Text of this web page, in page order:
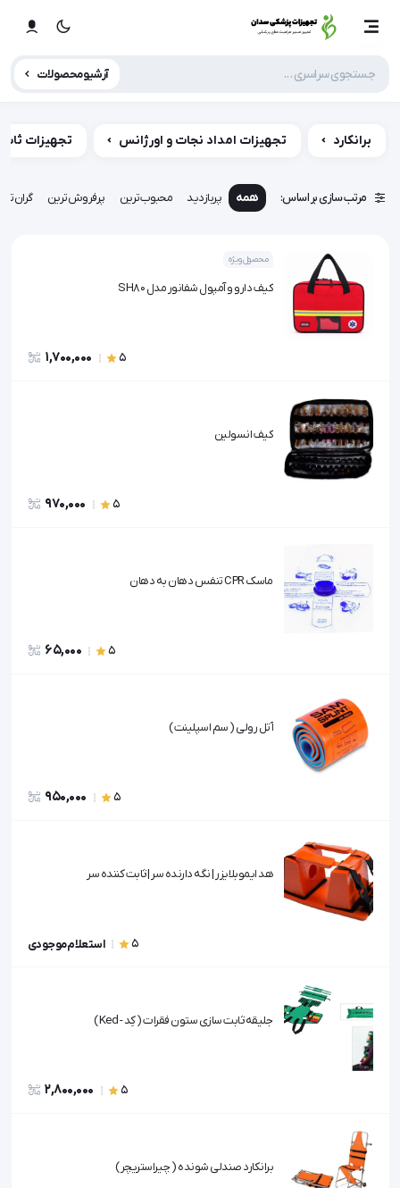
آرشیو محصولات
برانکارد تجهیزات امداد نجات و اورژانس تجهیزات
مرتب سازی بر اساس: همه پربازدید محبوب‌ترین پرفروش‌ترین
محصول ویژه
کیف دارو و آمپول شفانور مدل SH80
5
1,700,000
کیف انسولین
5
970,000
ماسک CPR تنفس دهان به دهان
5
65,000
آتل رولی ( سم اسپلینت )
5
950,000
هد ایموبلایزر | نگه دارنده سر | ثابت کننده سر
5 استعلام موجودی
جلیقه ثابت سازی ستون فقرات ( کِد - Ked )
5
2,800,000
برانکارد صندلی شونده ( چیراستریچر )